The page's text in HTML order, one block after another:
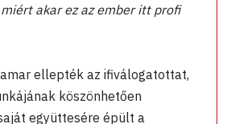
akar ez az ember itt profi
ellepték az ifiválogatottat,
köszönhetően
együttesére épült a